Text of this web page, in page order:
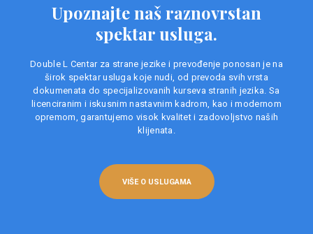
Upoznajte naš raznovrstan
spektar usluga.
Double L Centar za strane jezike i prevođenje ponosan je na
širok spektar usluga koje nudi, od prevoda svih vrsta
dokumenata do specijalizovanih kurseva stranih jezika. Sa
licenciranim i iskusnim nastavnim kadrom, kao i modernom
opremom, garantujemo visok kvalitet i zadovoljstvo naših
klijenata.
VIŠE O USLUGAMA